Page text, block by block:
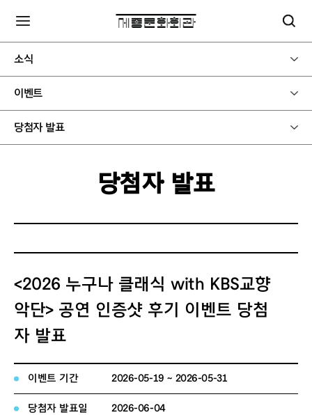
소식
이벤트
당첨자 발표
당첨자 발표
<2026 누구나 클래식 with KBS교향
악단> 공연 인증샷 후기 이벤트 당첨
자 발표
이벤트 기간 2026-05-19 ~ 2026-05-31
당첨자 발표일 2026-06-04